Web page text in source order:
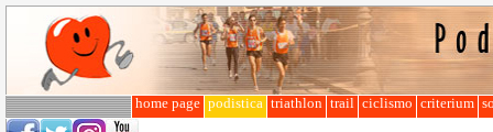
home page podistica triathlon trail ciclismo criterium